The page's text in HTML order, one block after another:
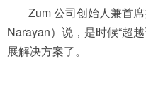
Zum 公司创始人兼首
Narayan）说，是时候“超
展解决方案了。